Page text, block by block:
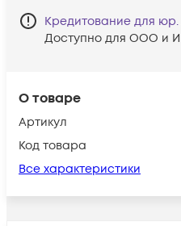
О товаре
Артикул
Код товара
Все характеристики
Кредитование для
Доступно для ООО и